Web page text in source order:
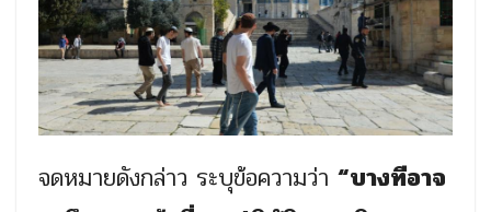
จดหมายดังกล่าว ระบุข้อความว่า “บางทีอาจ